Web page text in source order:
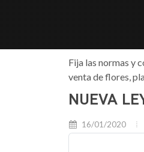
Fija las normas y
venta de flores,
NUEVA
16/01/2020